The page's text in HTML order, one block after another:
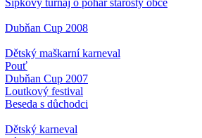
Šipkový turnaj o pohár starosty obce
Dubňan Cup 2008
Dětský maškarní karneval
Pouť
Dubňan Cup 2007
Loutkový festival
Beseda s důchodci
Dětský karneval